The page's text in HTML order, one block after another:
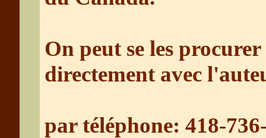
On peut se les
directement avec
par téléphone: 418-